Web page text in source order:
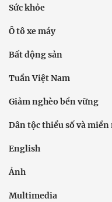
Sức khỏe
Ô tô xe máy
Bất động sản
Tuần Việt Nam
Giảm nghèo bền vững
Dân tộc thiểu số và miền
English
Ảnh
Multimedia